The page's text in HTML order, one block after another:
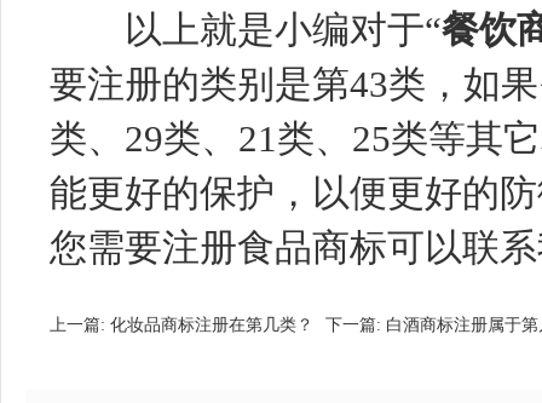
以上就是小编对于“餐饮
要注册的类别是第43类，如
类、29类、21类、25类等其
能更好的保护，以便更好的
您需要注册食品商标可以联
上一篇: 化妆品商标注册在第几类？ 下一篇: 白酒商标注册属于